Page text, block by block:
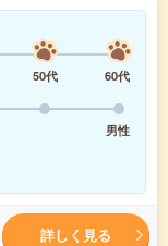
50代
60代
男性
詳しく見る